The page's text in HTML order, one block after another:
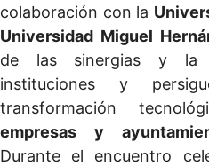
colaboración con la
Universidad Miguel
de las sinergias y la
instituciones y
transformación
empresas y
Durante el encuentro